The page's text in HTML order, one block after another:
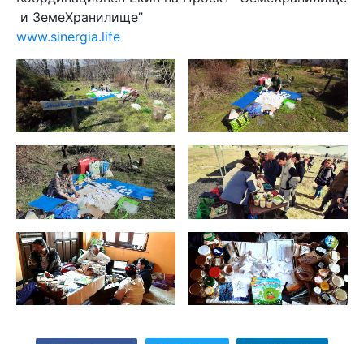
и ЗемеХранилище”
www.sinergia.life